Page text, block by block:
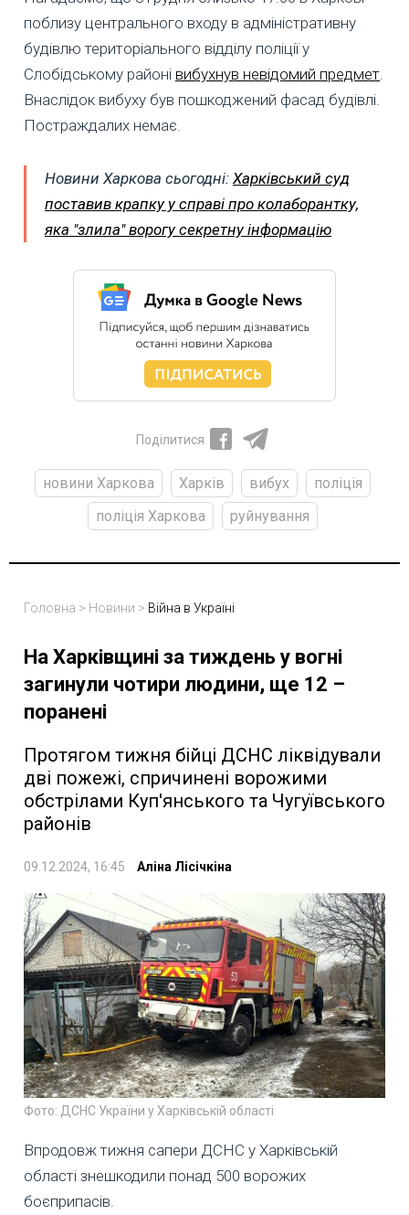
поблизу центрального входу в адміністративну
будівлю територіального відділу поліції у
Слобідському районі вибухнув невідомий предмет.
Внаслідок вибуху був пошкоджений фасад будівлі.
Постраждалих немає.
Новини Харкова сьогодні: Харківський суд
поставив крапку у справі про колаборантку,
яка "злила" ворогу секретну інформацію
Поділитися
новини Харкова Харків вибух
поліція
поліція Харкова
руйнування
Головна > Новини > Війна в Україні
На Харківщині за тиждень у вогні
загинули чотири людини, ще 12 –
поранені
Протягом тижня бійці ДСНС ліквідували
дві пожежі, спричинені ворожими
обстрілами Куп'янського та Чугуївського
районів
09.12.2024, 16:45 Аліна Лісічкіна
Фото: ДСНС України у Харківській області
Впродовж тижня сапери ДСНС у Харківській
області знешкодили понад 500 ворожих
боєприпасів.